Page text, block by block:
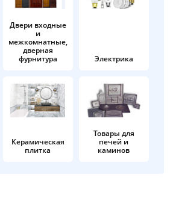
Двери входные
и
межкомнатные,
дверная
фурнитура
Электрика
Керамическая
плитка
Товары для
печей и
каминов
раз в 2
Остались вопросы?
8 800 302-02-51
plait.ru